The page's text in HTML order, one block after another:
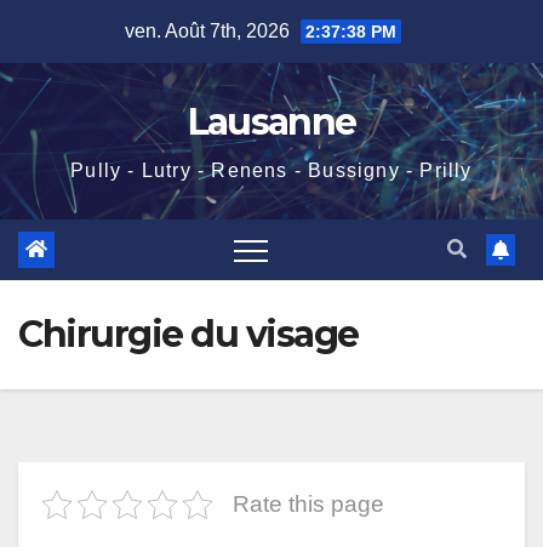
content
ven. Août 7th, 2026 2:37:38 PM
Lausanne
Pully - Lutry - Renens - Bussigny - Prilly
Chirurgie du visage
Rate this page